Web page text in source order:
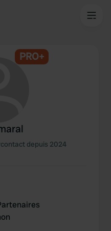
PRO+
depuis 2024